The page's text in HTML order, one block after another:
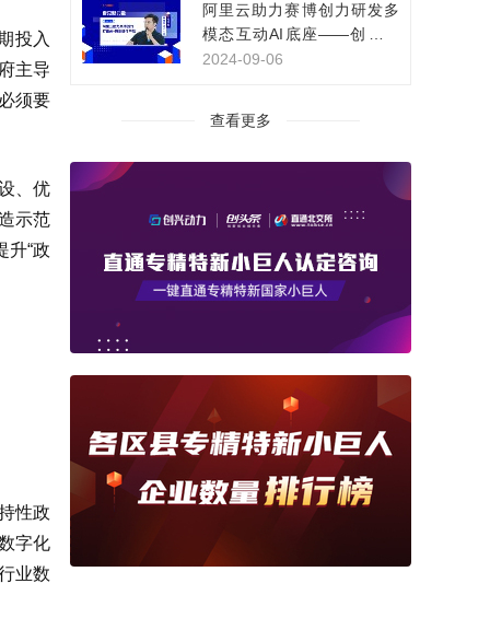
投入
主导
须要
、优
示范
升“政
性政
字化
业数
阿里云助力赛博创力研发多
模态互动AI底座——创新影
视IP互动体验
2024-09-06
查看更多